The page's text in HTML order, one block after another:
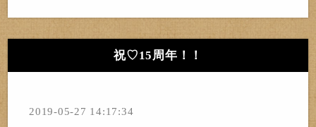
祝♡15周年！！
2019-05-27 14:17:34